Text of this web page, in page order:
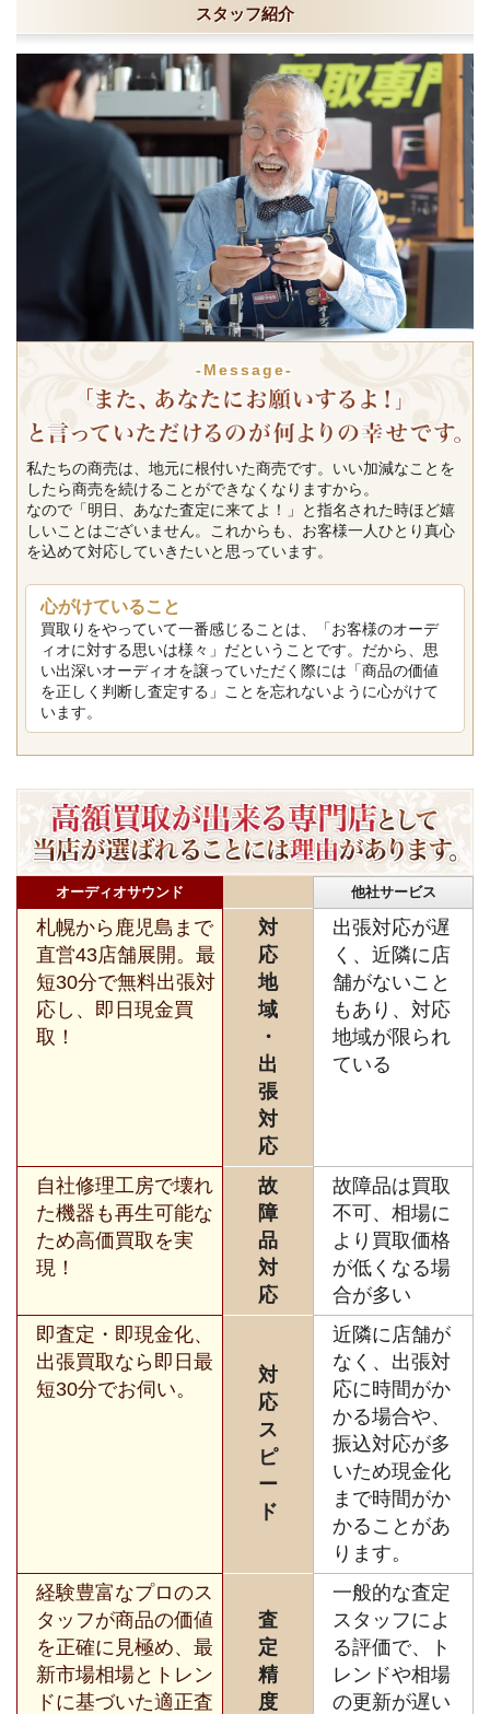
スタッフ紹介
-Message-
私たちの商売は、地元に根付いた商売です。いい加減なことを
したら商売を続けることができなくなりますから。
なので「明日、あなた査定に来てよ！」と指名された時ほど嬉
しいことはございません。これからも、お客様一人ひとり真心
を込めて対応していきたいと思っています。
心がけていること
買取りをやっていて一番感じることは、「お客様のオーデ
ィオに対する思いは様々」だということです。だから、思
い出深いオーディオを譲っていただく際には「商品の価値
を正しく判断し査定する」ことを忘れないように心がけて
います。
オーディオサウンド 他社サービス
札幌から鹿児島まで
直営43店舗展開。最
短30分で無料出張対
応し、即日現金買
取！
対
応
地
域
・
出
張
対
応
出張対応が遅
く、近隣に店
舗がないこと
もあり、対応
地域が限られ
ている
自社修理工房で壊れ
た機器も再生可能な
ため高価買取を実
現！
故
障
品
対
応
故障品は買取
不可、相場に
より買取価格
が低くなる場
合が多い
即査定・即現金化、
出張買取なら即日最
短30分でお伺い。
対
応
ス
ピ
ー
ド
近隣に店舗が
なく、出張対
応に時間がか
かる場合や、
振込対応が多
いため現金化
まで時間がか
かることがあ
ります。
経験豊富なプロのス
タッフが商品の価値
を正確に見極め、最
新市場相場とトレン
ドに基づいた適正査
査
定
精
度
一般的な査定
スタッフによ
る評価で、ト
レンドや相場
の更新が遅い